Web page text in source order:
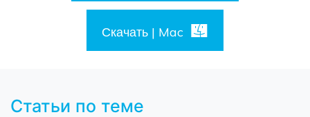
Скачать | Mac
Статьи по теме